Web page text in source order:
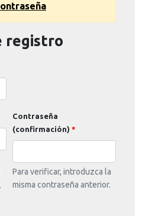
registro
Contraseña
(confirmación)
Para verificar, introduzca la
misma contraseña anterior.